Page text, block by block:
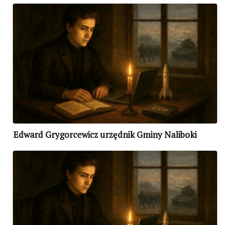
Edward Grygorcewicz urzędnik Gminy Naliboki